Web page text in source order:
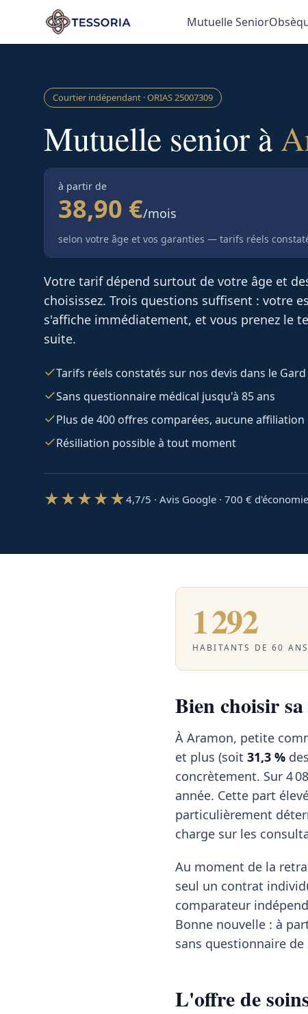
Aller au contenu principal
Mutuelle Senior
Courtier indépendant · ORIAS25007309
Mutuelle senior à
à partir de
38,90 €/mois
selon votre âge et vos garanties — tarifs réels
Votre tarif dépend surtout de votre âge et
choisissez. Trois questions suffisent : votre
s'affiche immédiatement, et vous prenez le
suite.
Tarifs réels constatés sur nos devis dans le Gard
Sans questionnaire médical jusqu'à 85 ans
Plus de 400 offres comparées, aucune affiliation
Résiliation possible à tout moment
★★★★★4,7/5 · Avis Google · 700 €
1 292
HABITANTS DE 60
Bien choisir
À Aramon, petite
et plus (soit 31,3 %
concrètement. Sur 4
année. Cette part
particulièrement
charge sur les
Au moment de la
seul un contrat
comparateur
Bonne nouvelle : à
sans questionnaire
L'offre de